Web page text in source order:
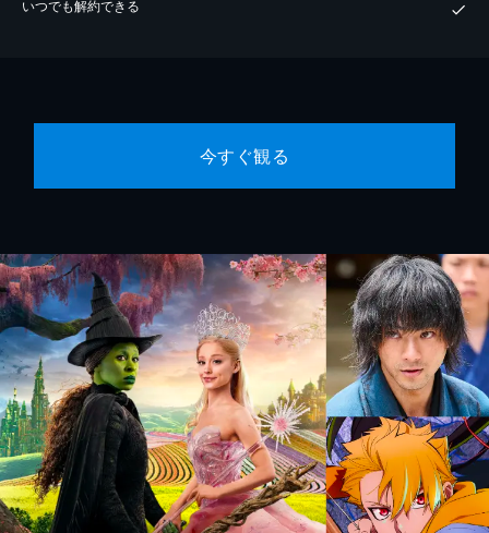
いつでも解約できる
今すぐ観る